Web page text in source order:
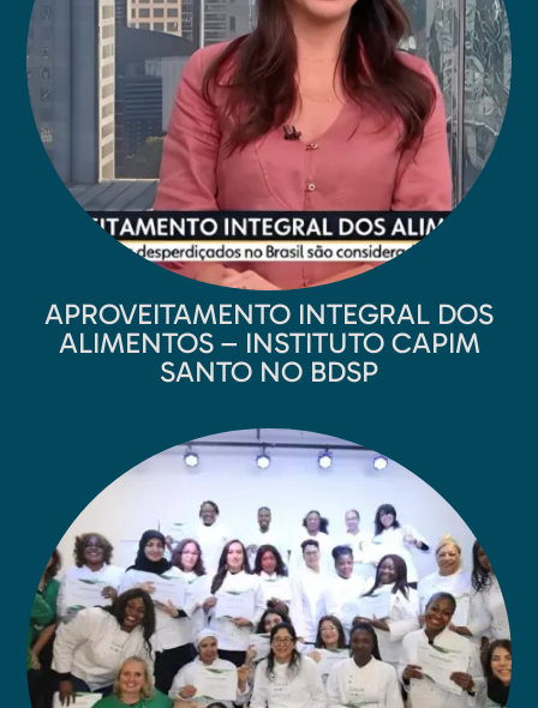
APROVEITAMENTO INTEGRAL DOS
ALIMENTOS – INSTITUTO CAPIM
SANTO NO BDSP